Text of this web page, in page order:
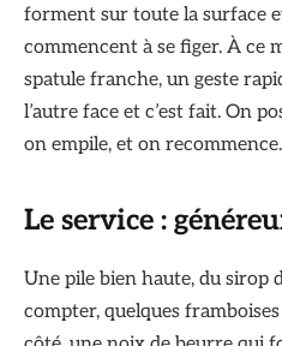
forment sur toute la surface
commencent à se figer. À ce
spatule franche, un geste
l’autre face et c’est fait. On
on empile, et on recommence.
Le service :
Une pile bien haute, du sirop
compter, quelques